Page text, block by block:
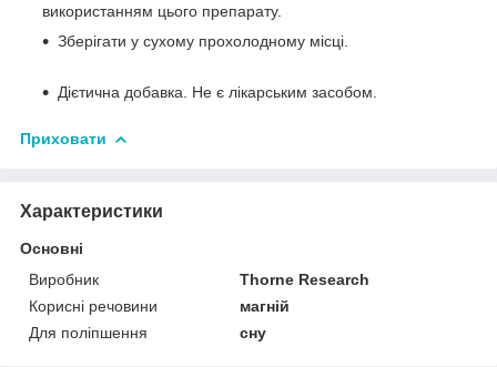
використанням цього препарату.
Зберігати у сухому прохолодному місці.
Дієтична добавка. Не є лікарським засобом.
Приховати
Характеристики
Основні
Виробник
Thorne Research
Корисні речовини
магній
Для поліпшення
сну